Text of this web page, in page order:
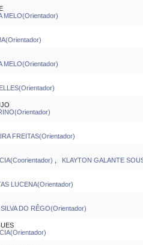
MELO(Orientador)
MELO(Orientador)
FREITAS(Orientador)
KLAYTON GALANTE
LUCENA(Orientador)
DO RÊGO(Orientador)